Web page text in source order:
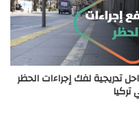
تدريجية لفك إجراءات الحظر